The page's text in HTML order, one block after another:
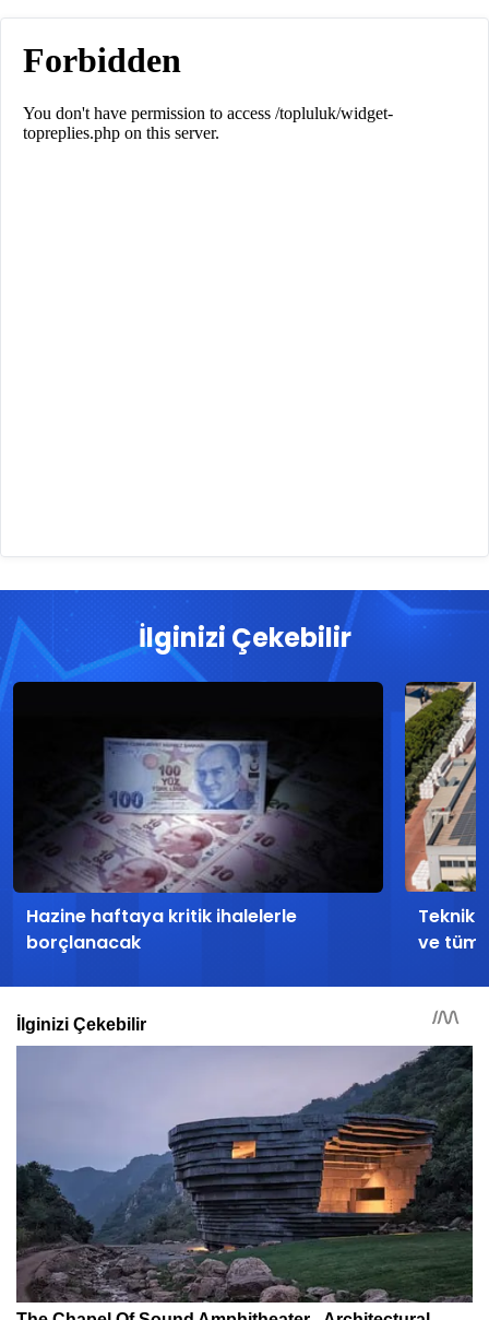
İlginizi Çekebilir
Hazine haftaya kritik ihalelerle
borçlanacak
ve tüm